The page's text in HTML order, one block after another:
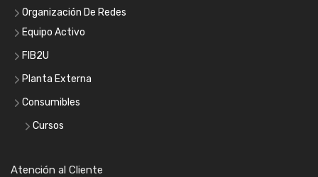
Organización De Redes
Equipo Activo
FIB2U
Planta Externa
Consumibles
Cursos
Atención al Cliente